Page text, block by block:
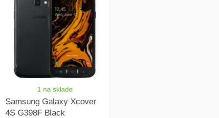
1 na sklade
Samsung Galaxy Xcover
4S G398F Black